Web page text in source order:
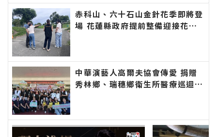
赤科山、六十石山金針花季即將登
場 花蓮縣政府提前整備迎接花季
報導 最新的在地資訊！
中華演藝人高爾夫協會傳愛 捐贈
秀林鄉、瑞穗鄉衛生所醫療巡迴車
的今日新聞報導 最新的在地資
訊！